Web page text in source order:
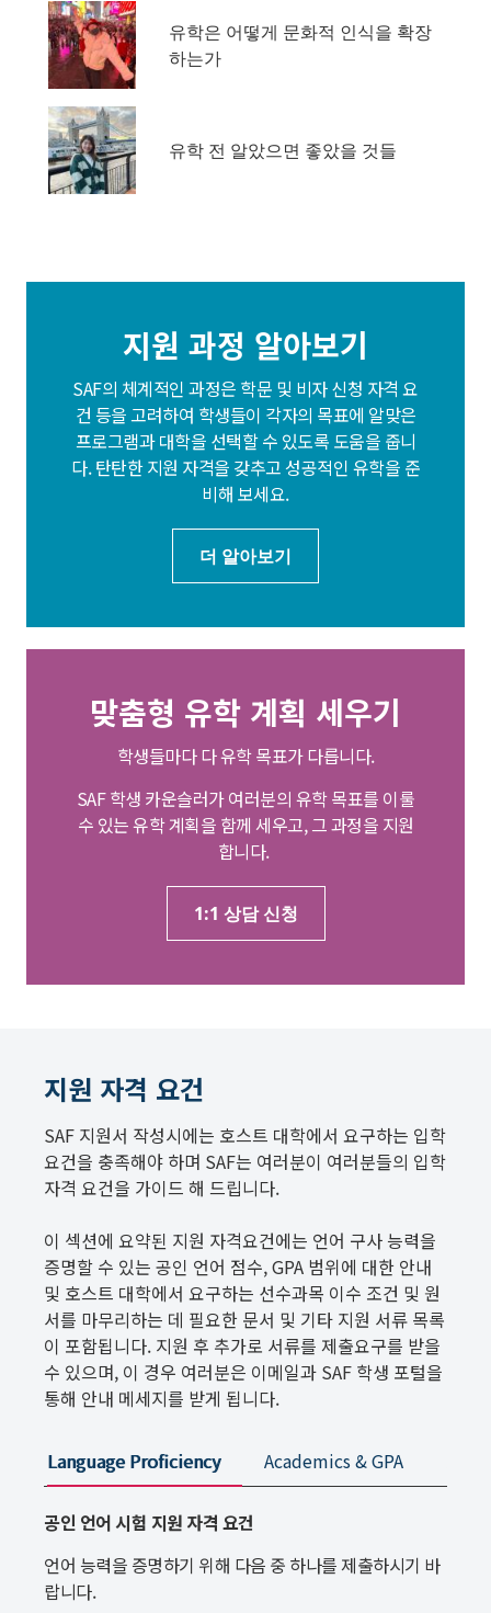
유학은 어떻게 문화적 인식을 확장
하는가
유학 전 알았으면 좋았을 것들
지원 과정 알아보기
SAF의 체계적인 과정은 학문 및 비자 신청 자격 요
건 등을 고려하여 학생들이 각자의 목표에 알맞은
프로그램과 대학을 선택할 수 있도록 도움을 줍니
다. 탄탄한 지원 자격을 갖추고 성공적인 유학을 준
비해 보세요.
더 알아보기
맞춤형 유학 계획 세우기
학생들마다 다 유학 목표가 다릅니다.
SAF 학생 카운슬러가 여러분의 유학 목표를 이룰
수 있는 유학 계획을 함께 세우고, 그 과정을 지원
합니다.
1:1 상담 신청
지원 자격 요건
SAF 지원서 작성시에는 호스트 대학에서 요구하는 입학
요건을 충족해야 하며 SAF는 여러분이 여러분들의 입학
자격 요건을 가이드 해 드립니다.
이 섹션에 요약된 지원 자격요건에는 언어 구사 능력을
증명할 수 있는 공인 언어 점수, GPA 범위에 대한 안내
및 호스트 대학에서 요구하는 선수과목 이수 조건 및 원
서를 마무리하는 데 필요한 문서 및 기타 지원 서류 목록
이 포함됩니다. 지원 후 추가로 서류를 제출요구를 받을
수 있으며, 이 경우 여러분은 이메일과 SAF 학생 포털을
통해 안내 메세지를 받게 됩니다.
Language Proficiency Academics & GPA
공인 언어 시험 지원 자격 요건
언어 능력을 증명하기 위해 다음 중 하나를 제출하시기 바
랍니다.